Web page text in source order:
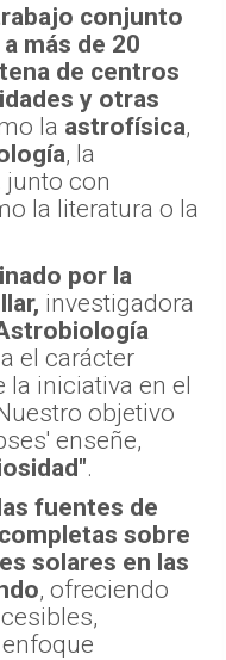
conjunto
más de 20
de centros
y otras
la astrofísica,
, la
junto con
la literatura o la
por la
investigadora
el carácter
la iniciativa en el
objetivo
enseñe,
.
fuentes de
sobre
solares en las
, ofreciendo